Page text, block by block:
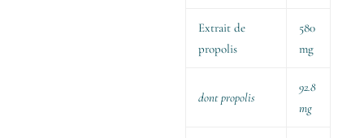
Extrait de
propolis
580
mg
dont propolis
92.8
mg